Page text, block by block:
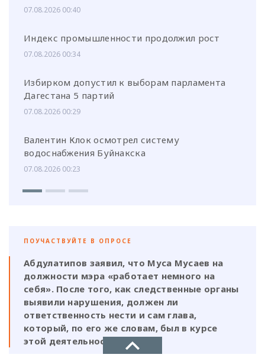
07.08.2026 00:40
Индекс промышленности продолжил рост
07.08.2026 00:34
Избирком допустил к выборам парламента
Дагестана 5 партий
07.08.2026 00:29
Валентин Клок осмотрел систему
водоснабжения Буйнакска
07.08.2026 00:23
ПОУЧАСТВУЙТЕ В ОПРОСЕ
Абдулатипов заявил, что Муса Мусаев на
должности мэра «работает немного на
себя». После того, как следственные органы
выявили нарушения, должен ли
ответственность нести и сам глава,
который, по его же словам, был в курсе
этой деятельности?